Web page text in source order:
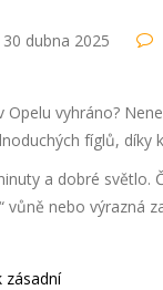
30 dubna 2025
vyhráno?
fíglů,
a dobré
vůně nebo
zásadní